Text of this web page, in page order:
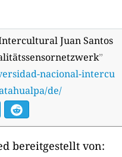
Juan Santos
”
nacional-intercu
de/
bereitgestellt von: